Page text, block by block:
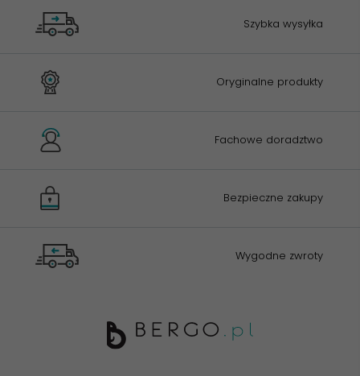
Szybka wysyłka
Oryginalne produkty
Fachowe doradztwo
Bezpieczne zakupy
Wygodne zwroty